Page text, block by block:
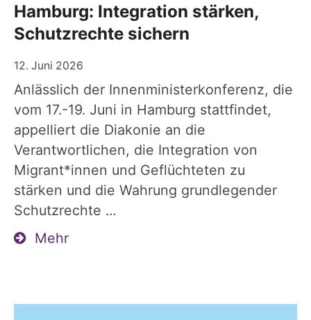
Hamburg: Integration stärken,
Schutzrechte sichern
12. Juni 2026
Anlässlich der Innenministerkonferenz, die
vom 17.-19. Juni in Hamburg stattfindet,
appelliert die Diakonie an die
Verantwortlichen, die Integration von
Migrant*innen und Geflüchteten zu
stärken und die Wahrung grundlegender
Schutzrechte ...
Mehr